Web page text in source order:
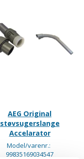
AEG Original
støvsugerslange
Accelarator
Model/varenr.:
99835169034547